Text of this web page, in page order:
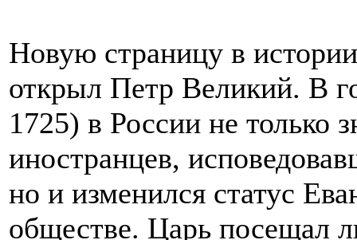
Новую страницу в
открыл Петр Великий. В
1725) в России не только
иностранцев,
но и изменился статус
обществе. Царь посещал